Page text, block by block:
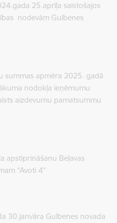
25.aprīļa saistošajos
nodevām Gulbenes
summas apmēra 2025. gadā
nodokļa ieņēmumu
aizdevumu pamatsummu
apstiprināšanu Beļavas
“Avoti 4”
30.janvāra Gulbenes novada